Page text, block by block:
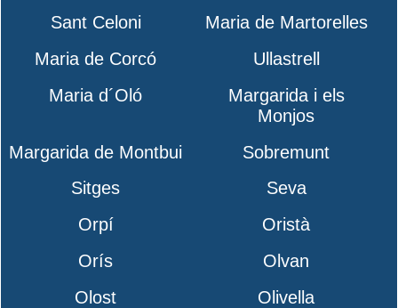
Sant Celoni
Maria de Martorelles
Maria de Corcó
Ullastrell
Maria d´Oló
Margarida i els
Monjos
Margarida de Montbui
Sobremunt
Sitges
Seva
Orpí
Oristà
Orís
Olvan
Olost
Olivella